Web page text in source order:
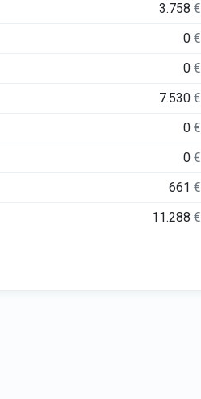
3.758€
0€
0€
7.530€
0€
0€
661€
11.288€